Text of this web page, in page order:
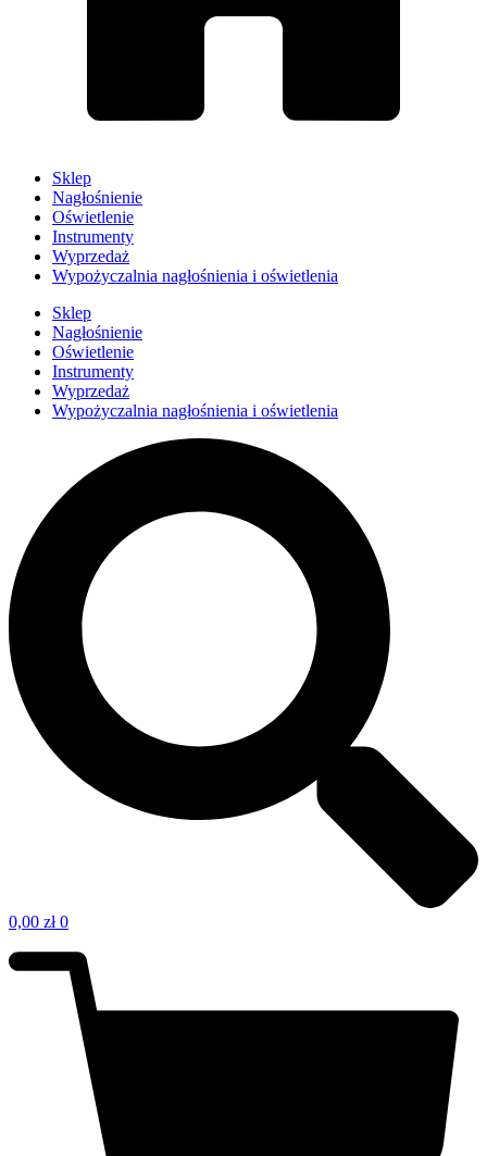
Sklep
Nagłośnienie
Oświetlenie
Instrumenty
Wyprzedaż
Wypożyczalnia nagłośnienia i oświetlenia
Sklep
Nagłośnienie
Oświetlenie
Instrumenty
Wyprzedaż
Wypożyczalnia nagłośnienia i oświetlenia
0,00 zł 0